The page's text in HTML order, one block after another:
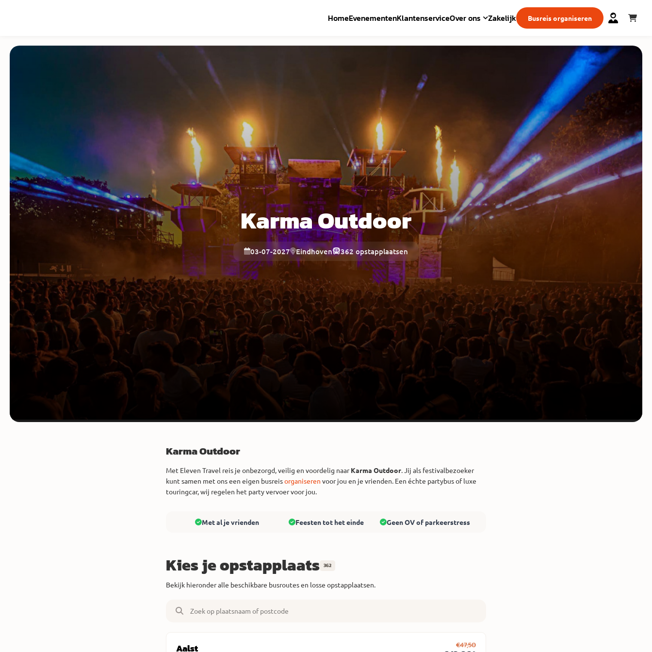
HomeEvenementenKlantenserviceOver ons Zakelijk Busreis organiseren
Karma Outdoor
03-07-2027 Eindhoven 362 opstapplaatsen
Karma Outdoor
Met Eleven Travel reis je onbezorgd, veilig en voordelig naarKarma Outdoor . Jij als festivalbezoeker
kunt samen met ons een eigen busreisorganiseren voor jou en je vrienden. Een échte partybus of luxe
touringcar, wij regelen het party vervoer voor jou.
Met al je vrienden Feesten tot het einde Geen OV of parkeerstress
Kies je opstapplaats 362
Bekijk hieronder alle beschikbare busroutes en losse opstapplaatsen.
Aalst €47,50